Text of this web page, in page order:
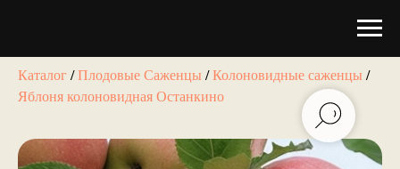
Каталог /Плодовые Саженцы /Колоновидные саженцы /
Яблоня колоновидная Останкино